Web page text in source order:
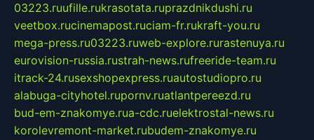
03223.ruufille.rukrasotata.ruprazdnikdushi.ru
veetbox.rucinemapost.ruciam-fr.rukraft-you.ru
mega-press.ru03223.ruweb-explore.rurastenuya.ru
eurovision-russia.rustrah-news.rufreeride-team.ru
itrack-24.rusexshopexpress.ruautostudiopro.ru
alabuga-cityhotel.rupornv.ruatlantpereezd.ru
bud-em-znakomye.rua-cdc.ruelektrostal-news.ru
korolevremont-market.rubudem-znakomye.ru